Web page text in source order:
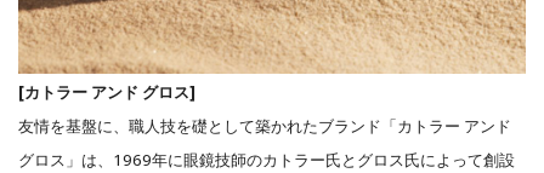
[カトラー アンド グロス]
友情を基盤に、職人技を礎として築かれたブランド「カトラー アンド
グロス」は、1969年に眼鏡技師のカトラー氏とグロス氏によって創設